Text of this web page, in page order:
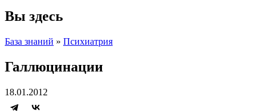
Вы здесь
База знаний » Психиатрия
Галлюцинации
18.01.2012